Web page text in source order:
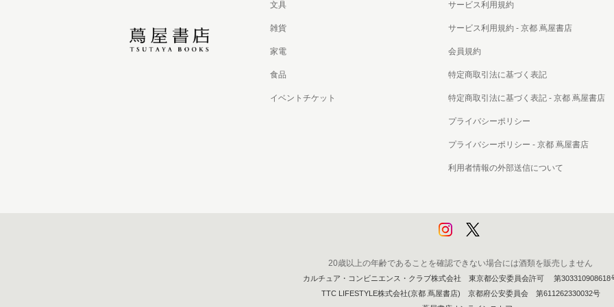
文具
雑貨
家電
食品
イベントチケット
サービス利用規約
サービス利用規約 - 京都 蔦屋書店
会員規約
特定商取引法に基づく表記
特定商取引法に基づく表記 - 京都 蔦屋書店
プライバシーポリシー
プライバシーポリシー - 京都 蔦屋書店
利用者情報の外部送信について
20歳以上の年齢であることを確認できない場合には酒類を販売しません
カルチュア・コンビニエンス・クラブ株式会社 東京都公安委員会許可 第303310908618
TTC LIFESTYLE株式会社(京都 蔦屋書店) 京都府公安委員会 第611262330032号